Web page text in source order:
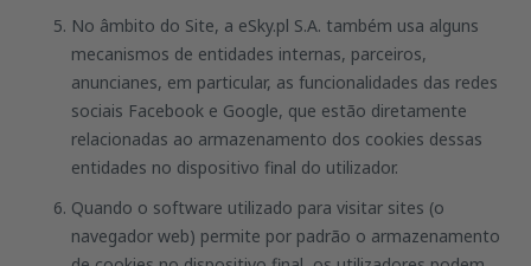
No âmbito do Site, a eSky.pl S.A. também usa alguns
mecanismos de entidades internas, parceiros,
anuncianes, em particular, as funcionalidades das redes
sociais Facebook e Google, que estão diretamente
relacionadas ao armazenamento dos cookies dessas
entidades no dispositivo final do utilizador.
Quando o software utilizado para visitar sites (o
navegador web) permite por padrão o armazenamento